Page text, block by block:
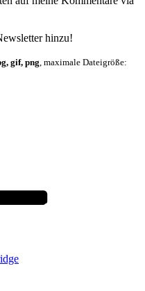
hinzu!
gif, png , maximale Dateigröße: